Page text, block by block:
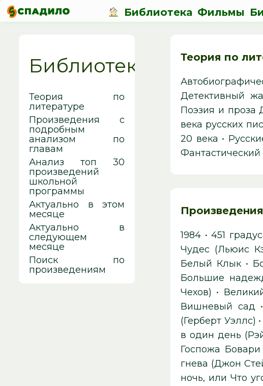
Библиотека Фильмы
Теория по
Детективный
Поэзия и проза
века русских
20 века •
1984 •451
Чудес (Льюис
Белый Клык •
Большие
Чехов) •
Вишневый сад •
(Герберт Уэллс) •
в один день
Госпожа
гнева (Джон
ночь, или Что
Библиотека
Теория по
литературе
Произведения c
подробным
анализом по
главам
Анализ топ 30
произведений
школьной
программы
Актуально в этом
месяце
Актуально в
следующем
месяце
Поиск по
произведениям